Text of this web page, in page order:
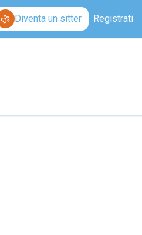
Diventa un sitter Registrati